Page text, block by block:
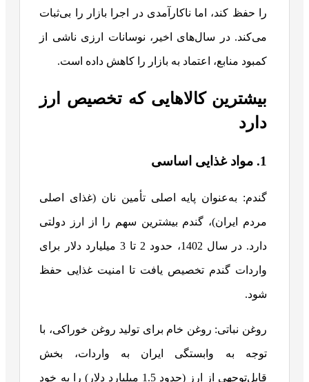
را حفظ کند، اما ناکارآمدی در اجرا بازار را بی‌ثبات
می‌کند. در سال‌های اخیر، نوسانات ارزی ناشی از
کمبود منابع، اعتماد به بازار را کاهش داده است.
بیشترین کالاهایی که تخصیص ارز
دارد
1. مواد غذایی اساسی
گندم: به‌عنوان پایه اصلی تأمین نان (غذای اصلی
مردم ایران)، گندم بیشترین سهم را از ارز دولتی
دارد. در سال 1402، حدود 2 تا 3 میلیارد دلار برای
واردات گندم تخصیص یافت تا امنیت غذایی حفظ
شود.
روغن نباتی: روغن خام برای تولید روغن خوراکی، با
توجه به وابستگی ایران به واردات، بخش
قابل‌توجهی از ارز (حدود 1.5 میلیارد دلار) را به خود